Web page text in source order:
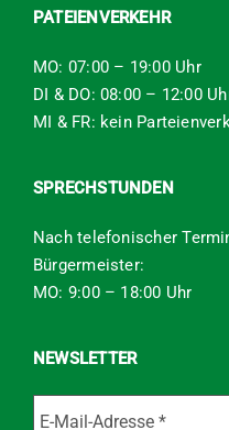
PATEIENVERKEHR
MO: 07:00 – 19:00 Uhr
DI & DO: 08:00 – 12:00
MI & FR: kein
SPRECHSTUNDEN
Nach telefonischer
Bürgermeister:
MO: 9:00 – 18:00 Uhr
NEWSLETTER